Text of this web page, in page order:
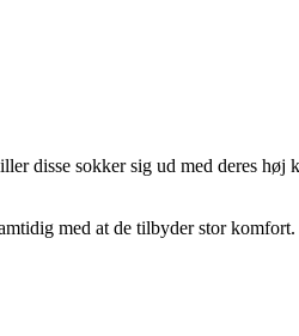
disse sokker sig ud med deres høj
med at de tilbyder stor